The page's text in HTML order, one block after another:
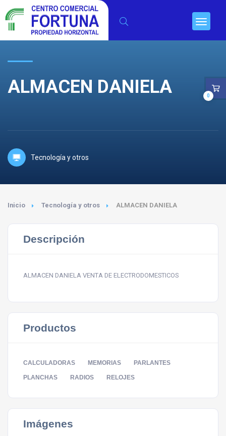
ALMACEN DANIELA
Tecnología y otros
Inicio Tecnología y otros ALMACEN DANIELA
Descripción
ALMACEN DANIELA VENTA DE ELECTRODOMESTICOS
Productos
CALCULADORAS MEMORIAS PARLANTES
PLANCHAS RADIOS RELOJES
Imágenes
0